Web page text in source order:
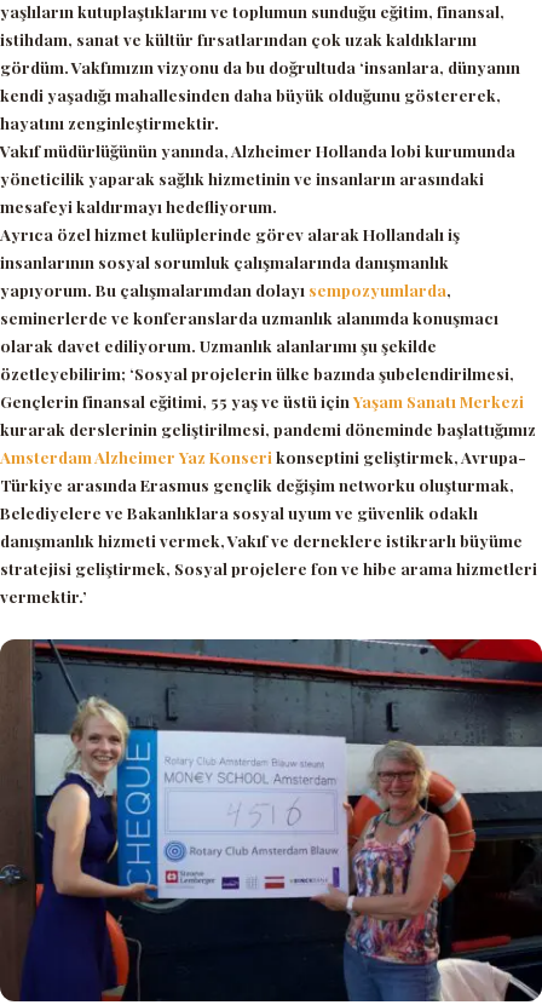
yaşlıların kutuplaştıklarını ve toplumun sunduğu eğitim, finansal,
istihdam, sanat ve kültür fırsatlarından çok uzak kaldıklarını
gördüm. Vakfımızın vizyonu da bu doğrultuda ‘insanlara, dünyanın
kendi yaşadığı mahallesinden daha büyük olduğunu göstererek,
hayatını zenginleştirmektir.
Vakıf müdürlüğünün yanında, Alzheimer Hollanda lobi kurumunda
yöneticilik yaparak sağlık hizmetinin ve insanların arasındaki
mesafeyi kaldırmayı hedefliyorum.
Ayrıca özel hizmet kulüplerinde görev alarak Hollandalı iş
insanlarının sosyal sorumluk çalışmalarında danışmanlık
yapıyorum. Bu çalışmalarımdan dolayı sempozyumlarda,
seminerlerde ve konferanslarda uzmanlık alanımda konuşmacı
olarak davet ediliyorum. Uzmanlık alanlarımı şu şekilde
özetleyebilirim; ‘Sosyal projelerin ülke bazında şubelendirilmesi,
Gençlerin finansal eğitimi, 55 yaş ve üstü için Yaşam Sanatı Merkezi
kurarak derslerinin geliştirilmesi, pandemi döneminde başlattığımız
Amsterdam Alzheimer Yaz Konseri konseptini geliştirmek, Avrupa-
Türkiye arasında Erasmus gençlik değişim networku oluşturmak,
Belediyelere ve Bakanlıklara sosyal uyum ve güvenlik odaklı
danışmanlık hizmeti vermek, Vakıf ve derneklere istikrarlı büyüme
stratejisi geliştirmek, Sosyal projelere fon ve hibe arama hizmetleri
vermektir.’